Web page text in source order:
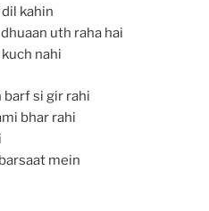
kahin
uth raha hai
nahi
barf si gir rahi
bhar rahi
mein